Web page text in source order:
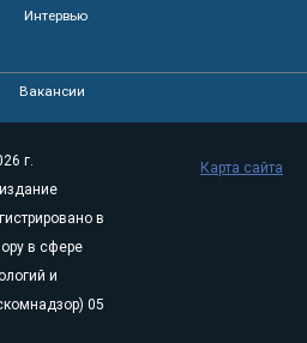
Интервью
Вакансии
г.
в
в сфере
и
05
Карта сайта